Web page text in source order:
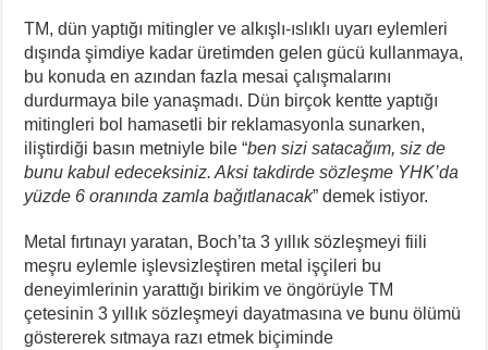
TM, dün yaptığı mitingler ve alkışlı-ıslıklı uyarı eylemleri
dışında şimdiye kadar üretimden gelen gücü kullanmaya,
bu konuda en azından fazla mesai çalışmalarını
durdurmaya bile yanaşmadı. Dün birçok kentte yaptığı
mitingleri bol hamasetli bir reklamasyonla sunarken,
iliştirdiği basın metniyle bile “ben sizi satacağım, siz de
bunu kabul edeceksiniz. Aksi takdirde sözleşme YHK’da
yüzde 6 oranında zamla bağıtlanacak” demek istiyor.
Metal fırtınayı yaratan, Boch’ta 3 yıllık sözleşmeyi fiili
meşru eylemle işlevsizleştiren metal işçileri bu
deneyimlerinin yarattığı birikim ve öngörüyle TM
çetesinin 3 yıllık sözleşmeyi dayatmasına ve bunu ölümü
göstererek sıtmaya razı etmek biçiminde